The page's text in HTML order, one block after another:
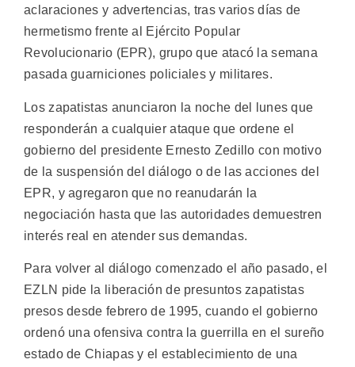
aclaraciones y advertencias, tras varios días de
hermetismo frente al Ejército Popular
Revolucionario (EPR), grupo que atacó la semana
pasada guarniciones policiales y militares.
Los zapatistas anunciaron la noche del lunes que
responderán a cualquier ataque que ordene el
gobierno del presidente Ernesto Zedillo con motivo
de la suspensión del diálogo o de las acciones del
EPR, y agregaron que no reanudarán la
negociación hasta que las autoridades demuestren
interés real en atender sus demandas.
Para volver al diálogo comenzado el año pasado, el
EZLN pide la liberación de presuntos zapatistas
presos desde febrero de 1995, cuando el gobierno
ordenó una ofensiva contra la guerrilla en el sureño
estado de Chiapas y el establecimiento de una